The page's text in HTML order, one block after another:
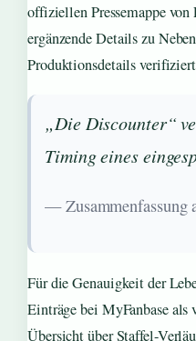
offiziellen Pressemappe
ergänzende Details zu
Produktionsdetails
„Die Discounter“
Timing eines
— Zusammenfassung
Für die Genauigkeit der
Einträge bei MyFanbase als
Übersicht über Staffel-